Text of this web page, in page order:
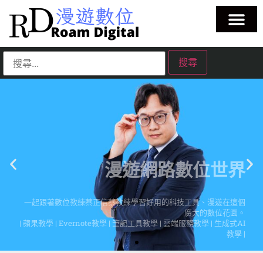
漫遊網路數位世界
一起跟著數位教練蔡正信蔡教練學習好用的科技工具、漫遊在這個
廣大的數位花園。
| 蘋果教學 | Evernote教學 | 筆記工具教學 | 雲端服務教學 | 生成式AI
教學 |
點擊這裡